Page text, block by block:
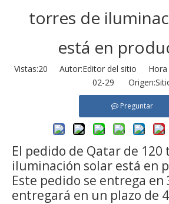
torres de
está en
Vistas:20 Autor:Editor del sitio Hora
02-29 Origen:
Preguntar
El pedido de Qatar de 120
iluminación solar está en
Este pedido se entrega en
entregará en un plazo de